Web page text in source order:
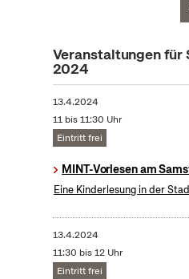
Veranstaltungen für
2024
13.4.2024
11 bis 11:30 Uhr
Eintritt frei
MINT-Vorlesen am
Eine Kinderlesung in der
13.4.2024
11:30 bis 12 Uhr
Eintritt frei